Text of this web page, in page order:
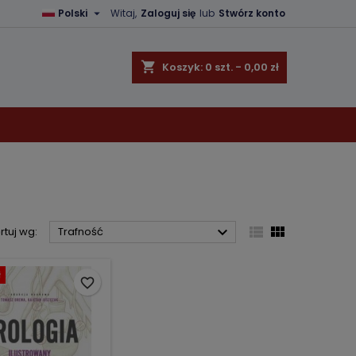
Witaj, Zaloguj się lub Stwórz konto
Polski 
shopping_cart Koszyk: 0 szt. - 0,00 zł
wg: Trafność   
favorite_border